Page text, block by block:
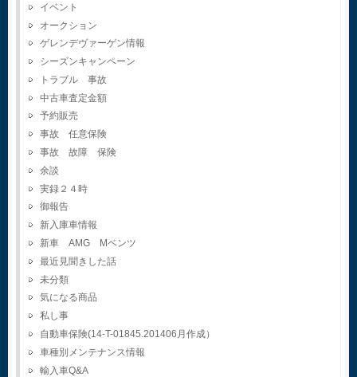
イベント
オークション
ゲレンデヴァーゲン情報
シーズンキャンペーン
トラブル 事故
中古車査定金額
予約販売
事故 任意保険
事故 故障 保険
余談
実録２４時
御報告
新入庫車情報
新車 AMG Mベンツ
最近見聞きした話
未分類
気になる商品
私し事
自動車保険(14-T-01845.201406月作成）
車種別メンテナンス情報
輸入車Q&A